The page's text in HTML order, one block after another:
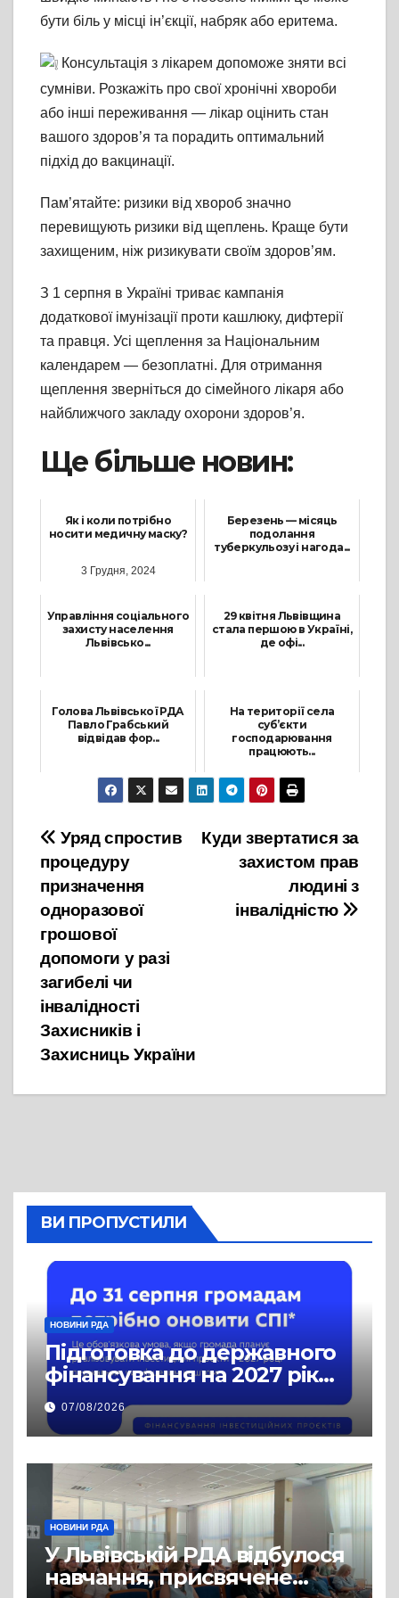
бути біль у місці ін’єкції, набряк або еритема.
Консультація з лікарем допоможе зняти всі
сумніви. Розкажіть про свої хронічні хвороби
або інші переживання — лікар оцінить стан
вашого здоров’я та порадить оптимальний
підхід до вакцинації.
Пам’ятайте: ризики від хвороб значно
перевищують ризики від щеплень. Краще бути
захищеним, ніж ризикувати своїм здоров’ям.
З 1 серпня в Україні триває кампанія
додаткової імунізації проти кашлюку, дифтерії
та правця. Усі щеплення за Національним
календарем — безоплатні. Для отримання
щеплення зверніться до сімейного лікаря або
найближчого закладу охорони здоров’я.
Ще більше новин:
Як і коли потрібно
носити медичну маску?
3 Грудня, 2024
Березень — місяць
подолання
туберкульозу і нагода...
Управління соціального
захисту населення
Львівсько...
29 квітня Львівщина
стала першою в Україні,
де офі...
Голова Львівської РДА
Павло Грабський
відвідав фор...
25 Листопада, 2025
На території села
суб’єкти
господарювання
працюють...
2 Листопада, 2022
Навігація
записів
Куди звертатися за
захистом прав
людині з
інвалідністю
Уряд спростив
процедуру
призначення
одноразової
грошової
допомоги у разі
загибелі чи
інвалідності
Захисників і
Захисниць України
ВИ ПРОПУСТИЛИ
НОВИНИ РДА
Підготовка до державного
фінансування на 2027 рік
уже триває
07/08/2026
НОВИНИ РДА
У Львівській РДА відбулося
навчання, присвячене